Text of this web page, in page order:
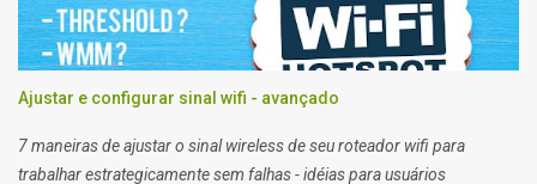
de outra forma eu teria que trocar meu plano para empresarial.
Ajustar e configurar sinal wifi - avançado
7 maneiras de ajustar o sinal wireless de seu roteador wifi para
trabalhar estrategicamente sem falhas - idéias para usuários